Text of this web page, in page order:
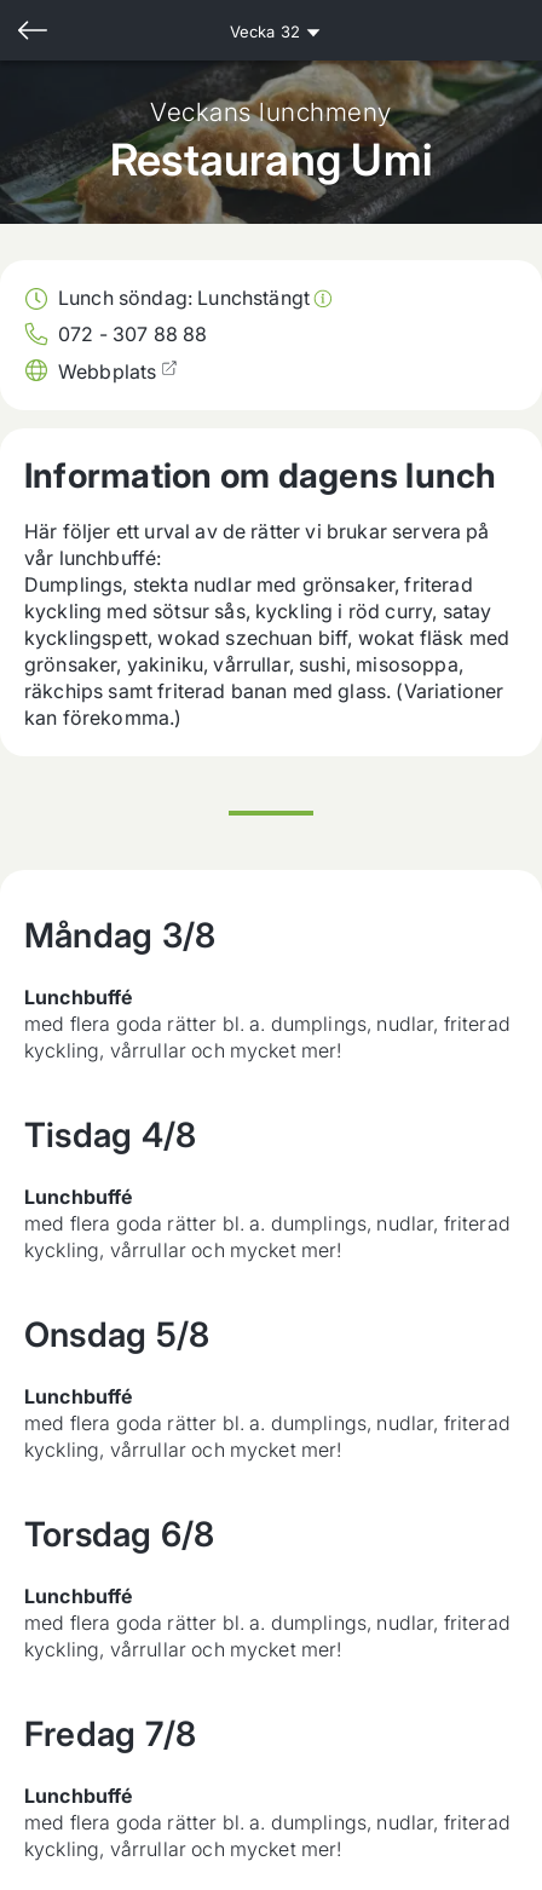
Vecka 32
Veckans lunchmeny
Restaurang Umi
Lunch söndag: Lunchstängt
072 - 307 88 88
Webbplats
Information om dagens lunch
Här följer ett urval av de rätter vi brukar servera på
vår lunchbuffé:
Dumplings, stekta nudlar med grönsaker, friterad
kyckling med sötsur sås, kyckling i röd curry, satay
kycklingspett, wokad szechuan biff, wokat fläsk med
grönsaker, yakiniku, vårrullar, sushi, misosoppa,
räkchips samt friterad banan med glass. (Variationer
kan förekomma.)
Måndag 3/8
Lunchbuffé
med flera goda rätter bl. a. dumplings, nudlar, friterad
kyckling, vårrullar och mycket mer!
Tisdag 4/8
Lunchbuffé
med flera goda rätter bl. a. dumplings, nudlar, friterad
kyckling, vårrullar och mycket mer!
Onsdag 5/8
Lunchbuffé
med flera goda rätter bl. a. dumplings, nudlar, friterad
kyckling, vårrullar och mycket mer!
Torsdag 6/8
Lunchbuffé
med flera goda rätter bl. a. dumplings, nudlar, friterad
kyckling, vårrullar och mycket mer!
Fredag 7/8
Lunchbuffé
med flera goda rätter bl. a. dumplings, nudlar, friterad
kyckling, vårrullar och mycket mer!